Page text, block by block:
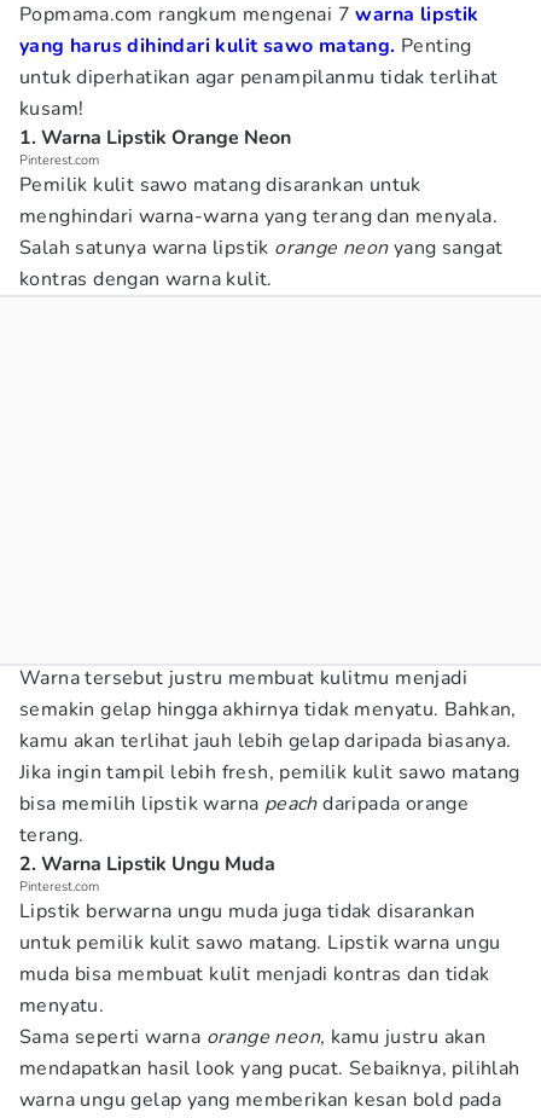
Popmama.com rangkum mengenai 7warna lipstik
yang harus dihindari kulit sawo matang. Penting
untuk diperhatikan agar penampilanmu tidak terlihat
kusam!
1. Warna Lipstik Orange Neon
Pinterest.com
Pemilik kulit sawo matang disarankan untuk
menghindari warna-warna yang terang dan menyala.
Salah satunya warna lipstik orange neonyang sangat
kontras dengan warna kulit.
Warna tersebut justru membuat kulitmu menjadi
semakin gelap hingga akhirnya tidak menyatu. Bahkan,
kamu akan terlihat jauh lebih gelap daripada biasanya.
Jika ingin tampil lebih fresh, pemilik kulit sawo matang
bisa memilih lipstik warna peachdaripada orange
terang.
2. Warna Lipstik Ungu Muda
Pinterest.com
Lipstik berwarna ungu muda juga tidak disarankan
untuk pemilik kulit sawo matang. Lipstik warna ungu
muda bisa membuat kulit menjadi kontras dan tidak
menyatu.
Sama seperti warna orange neon, kamu justru akan
mendapatkan hasil look yang pucat. Sebaiknya, pilihlah
warna ungu gelap yang memberikan kesan bold pada